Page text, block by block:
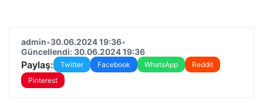
admin•30.06.2024 19:36•
Güncellendi: 30.06.2024 19:36
Paylaş: Twitter Facebook WhatsApp
Reddit
Pinterest